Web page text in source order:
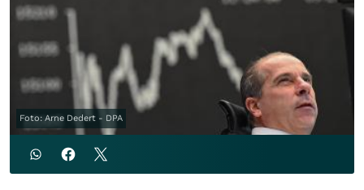
Foto: Arne Dedert - DPA